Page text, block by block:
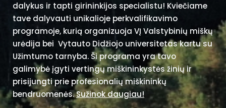
dalykus ir tapti girininkijos specialistu! Kviečiame
tave dalyvauti unikalioje perkvalifikavimo
programoje, kurią organizuoja VĮ Valstybinių miškų
urėdija bei Vytauto Didžiojo universitetas kartu su
Užimtumo tarnyba. Ši programa yra tavo
galimybė įgyti vertingų miškininkystės žinių ir
prisijungti prie profesionalių miškininkų
bendruomenės.Sužinok daugiau!